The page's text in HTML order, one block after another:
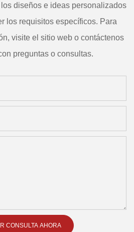
diseños e ideas personalizados
los requisitos específicos. Para
visite el sitio web o contáctenos
preguntas o consultas.
CONSULTA AHORA